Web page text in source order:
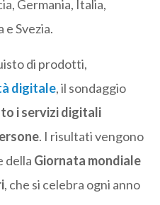
Germania, Italia,
e Svezia.
di prodotti,
digitale, il sondaggio
i servizi digitali
. I risultati vengono
della Giornata mondiale
, che si celebra ogni anno